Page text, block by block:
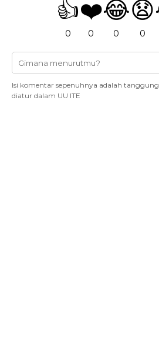
👍
0
❤️
0
😂
0
😧
0
Isi komentar sepenuhnya adalah
diatur dalam UU ITE